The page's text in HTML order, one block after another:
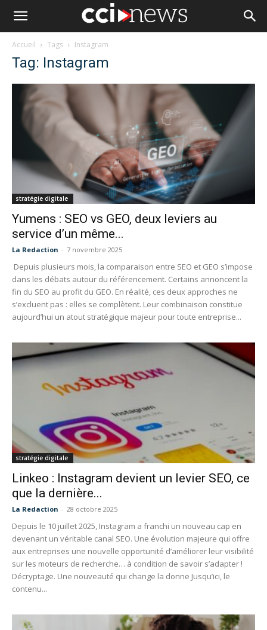
Accueil Tags Instagram
Tag: Instagram
stratégie digitale
Yumens : SEO vs GEO, deux leviers au
service d’un même...
La Redaction - 7 novembre 2025
Depuis plusieurs mois, la comparaison entre SEO et GEO s’impose
dans les débats autour du référencement. Certains annoncent la
fin du SEO au profit du GEO. En réalité, ces deux approches ne
s’excluent pas : elles se complètent. Leur combinaison constitue
aujourd’hui un atout stratégique majeur pour toute entreprise...
stratégie digitale
Linkeo : Instagram devient un levier SEO, ce
que la dernière...
La Redaction - 28 octobre 2025
Depuis le 10 juillet 2025, Instagram a franchi un nouveau cap en
devenant un véritable canal SEO. Une évolution majeure qui offre
aux entreprises une nouvelle opportunité d’améliorer leur visibilité
sur les moteurs de recherche… à condition de savoir s’adapter !
Décryptage. Une nouveauté qui change la donne Jusqu’ici, le
contenu...